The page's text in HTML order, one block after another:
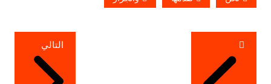
تصفّح
المقالات
التالي